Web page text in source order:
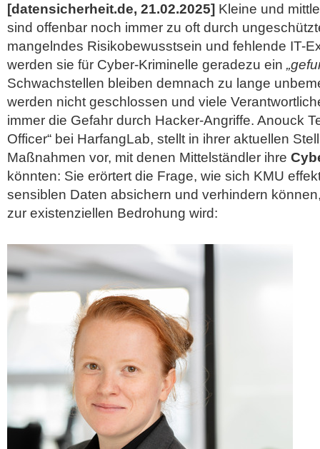
[datensicherheit.de, 21.02.2025] Kleine und
sind offenbar noch immer zu oft durch
mangelndes Risikobewusstsein und fehlende IT-
werden sie für Cyber-Kriminelle geradezu ein
Schwachstellen bleiben demnach zu lange
werden nicht geschlossen und viele
immer die Gefahr durch Hacker-Angriffe. Anouck
Officer“ bei HarfangLab, stellt in ihrer aktuellen
Maßnahmen vor, mit denen Mittelständler ihre
könnten: Sie erörtert die Frage, wie sich KMU
sensiblen Daten absichern und verhindern
zur existenziellen Bedrohung wird: